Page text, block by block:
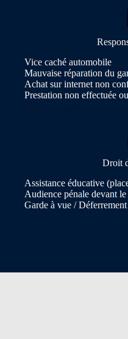
Vice caché automobile
Mauvaise réparation du
Achat sur internet non
Prestation non effectuée
Droit
Assistance éducative
Audience pénale devant
Garde à vue / Déferrement